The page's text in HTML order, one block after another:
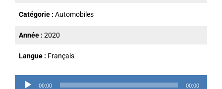
Catégorie : Automobiles
Année : 2020
Langue : Français
Lecteur00:00 00:00